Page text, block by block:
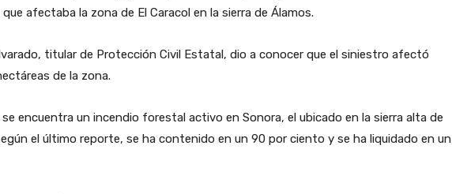
afectaba la zona de El Caracol en la sierra de Álamos.
titular de Protección Civil Estatal, dio a conocer que el siniestro afectó
de la zona.
se encuentra un incendio forestal activo en Sonora, el ubicado en la sierra alta de
el último reporte, se ha contenido en un 90 por ciento y se ha liquidado en un